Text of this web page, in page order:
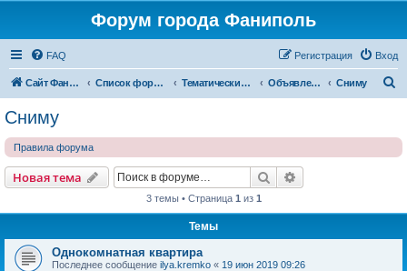
Форум города Фаниполь
FAQ Вход
Регистрация
Сайт Фаниполь OnLine Список форумов Тематические разделы Объявления Сниму
Сниму
Правила форума
Новая тема Поиск
3 темы • Страница 1 из 1
Темы
Однокомнатная квартира
Последнее сообщение ilya.kremko « 19 июн 2019 09:26